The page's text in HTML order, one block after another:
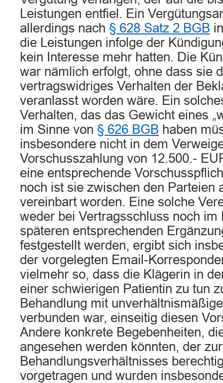
Leistungen entfiel. Ein
allerdings nach § 628 Satz 2 BGB
die Leistungen infolge der
kein Interesse mehr hatten. Die
war nämlich erfolgt, ohne dass sie
vertragswidriges Verhalten der
veranlasst worden wäre. Ein
Verhalten, das das Gewicht eines
im Sinne von § 626 BGB haben
insbesondere nicht in dem
Vorschusszahlung von 12.500.-
eine entsprechende
noch ist sie zwischen den Parteien
vereinbart worden. Eine solche
weder bei Vertragsschluss noch im
späteren entsprechenden
festgestellt werden, ergibt sich
der vorgelegten Email-
vielmehr so, dass die Klägerin in
einer schwierigen Patientin zu tun
Behandlung mit
verbunden war, einseitig diesen
Andere konkrete Begebenheiten,
angesehen werden könnten, der
Behandlungsverhältnisses
vorgetragen und wurden